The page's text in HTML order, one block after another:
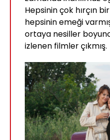
Hepsinin çok hırçın
hepsinin emeği
ortaya nesiller
izlenen filmler çıkmış.